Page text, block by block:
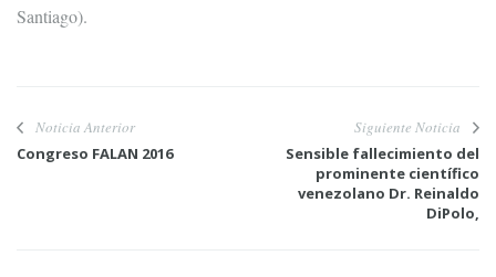
Santiago).
Noticia Anterior
Congreso FALAN 2016
Siguiente Noticia
Sensible fallecimiento del
prominente científico
venezolano Dr. Reinaldo
DiPolo,